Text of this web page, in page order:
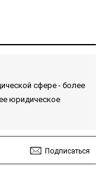
сфере - более
юридическое
Подписаться